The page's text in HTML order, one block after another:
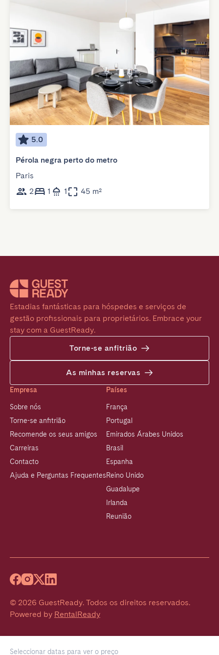
Seleccionar datas para ver o preço
5.0
Pérola negra perto do metro
Paris
2
1 1 45 m²
Estadias fantásticas para hóspedes e serviços de
gestão profissionais para proprietários. Embrace your
stay com a GuestReady.
Torne-se anfitrião
As minhas reservas
Empresa
Sobre nós
Torne-se anfitrião
Recomende os seus amigos
Carreiras
Contacto
Ajuda e Perguntas Frequentes
Países
França
Portugal
Emirados Árabes Unidos
Brasil
Espanha
Reino Unido
Guadalupe
Irlanda
Reunião
© 2026 GuestReady. Todos os direitos reservados.
Powered by RentalReady